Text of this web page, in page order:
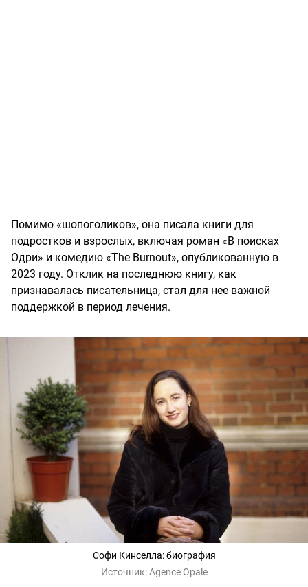
Помимо «шопоголиков», она писала книги для
подростков и взрослых, включая роман «В поисках
Одри» и комедию «The Burnout», опубликованную в
2023 году. Отклик на последнюю книгу, как
признавалась писательница, стал для нее важной
поддержкой в период лечения.
Софи Кинселла: биография
Источник:Agence Opale